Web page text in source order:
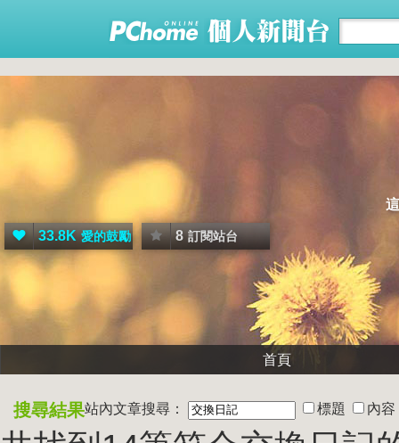
33.8K 愛的鼓勵 8 訂閱站台
首頁
搜尋結果站內文章搜尋： 標題 內容